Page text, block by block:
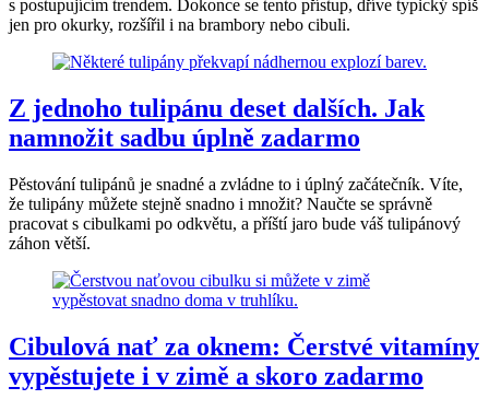
s postupujícím trendem. Dokonce se tento přístup, dříve typický spíš
jen pro okurky, rozšířil i na brambory nebo cibuli.
Z jednoho tulipánu deset dalších. Jak
namnožit sadbu úplně zadarmo
Pěstování tulipánů je snadné a zvládne to i úplný začátečník. Víte,
že tulipány můžete stejně snadno i množit? Naučte se správně
pracovat s cibulkami po odkvětu, a příští jaro bude váš tulipánový
záhon větší.
Cibulová nať za oknem: Čerstvé vitamíny
vypěstujete i v zimě a skoro zadarmo